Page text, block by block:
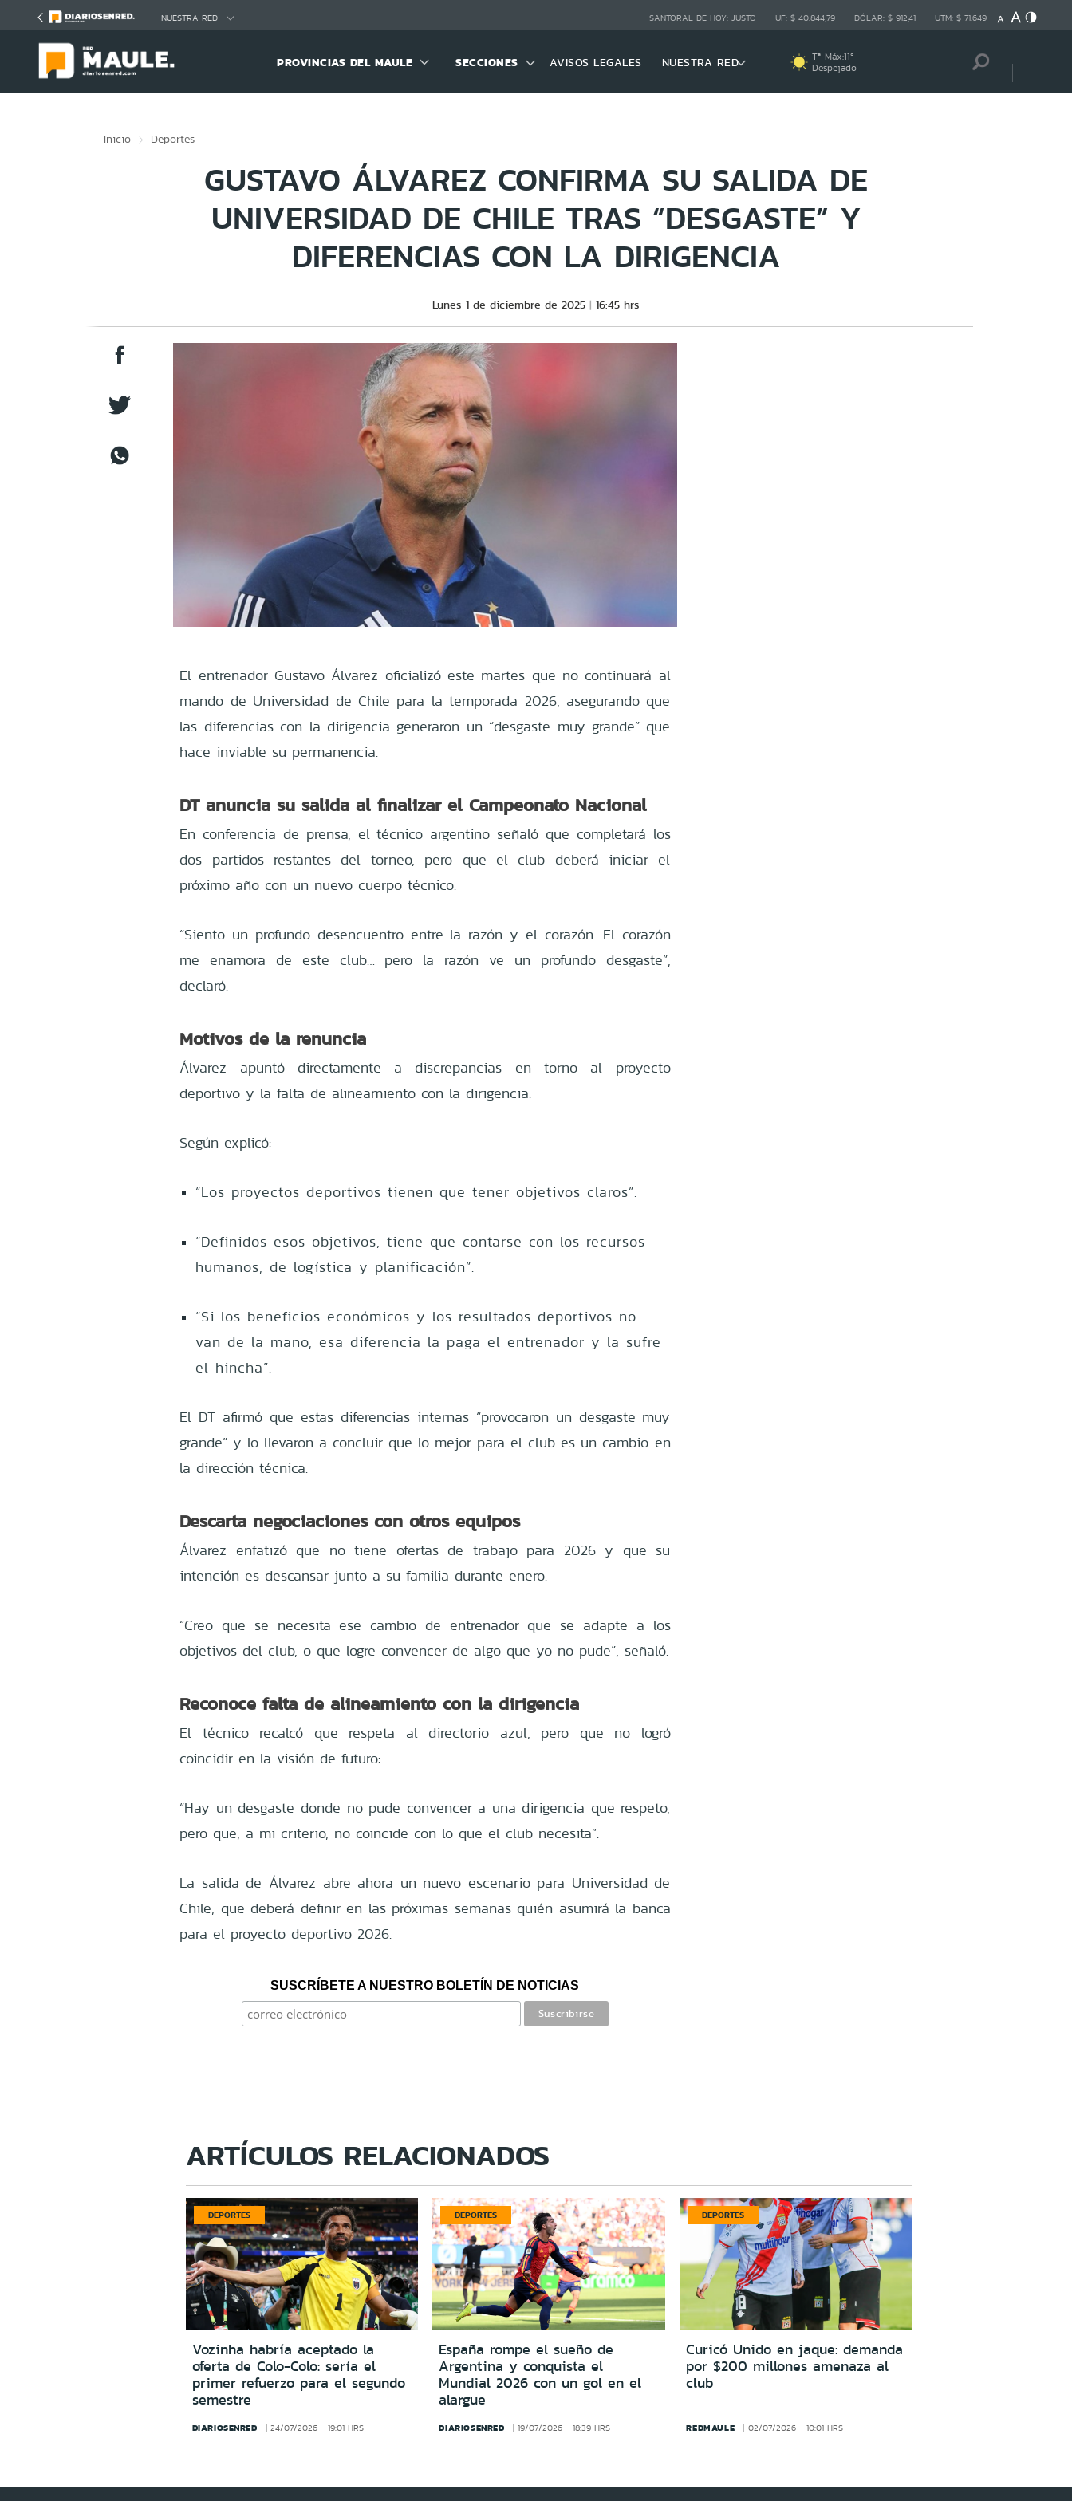
NUESTRA RED SANTORAL DE HOY: JUSTO UF: $ 40.844,79 DÓLAR: $ 912,41 UTM: $ 71.649
PROVINCIAS DEL MAULE SECCIONES AVISOS LEGALES NUESTRA RED Tª Máx:11º
Despejado
Inicio Deportes
GUSTAVO ÁLVAREZ CONFIRMA SU SALIDA DE
UNIVERSIDAD DE CHILE TRAS “DESGASTE” Y
DIFERENCIAS CON LA DIRIGENCIA
Lunes 1 de diciembre de 2025 16:45 hrs
El entrenador Gustavo Álvarez oficializó este martes que no continuará al
mando de Universidad de Chile para la temporada 2026, asegurando que
las diferencias con la dirigencia generaron un “desgaste muy grande” que
hace inviable su permanencia.
DT anuncia su salida al finalizar el Campeonato Nacional
En conferencia de prensa, el técnico argentino señaló que completará los
dos partidos restantes del torneo, pero que el club deberá iniciar el
próximo año con un nuevo cuerpo técnico.
“Siento un profundo desencuentro entre la razón y el corazón. El corazón
me enamora de este club… pero la razón ve un profundo desgaste”,
declaró.
Motivos de la renuncia
Álvarez apuntó directamente a discrepancias en torno al proyecto
deportivo y la falta de alineamiento con la dirigencia.
Según explicó:
“Los proyectos deportivos tienen que tener objetivos claros”.
“Definidos esos objetivos, tiene que contarse con los recursos
humanos, de logística y planificación”.
“Si los beneficios económicos y los resultados deportivos no
van de la mano, esa diferencia la paga el entrenador y la sufre
el hincha”.
El DT afirmó que estas diferencias internas “provocaron un desgaste muy
grande” y lo llevaron a concluir que lo mejor para el club es un cambio en
la dirección técnica.
Descarta negociaciones con otros equipos
Álvarez enfatizó que no tiene ofertas de trabajo para 2026 y que su
intención es descansar junto a su familia durante enero.
“Creo que se necesita ese cambio de entrenador que se adapte a los
objetivos del club, o que logre convencer de algo que yo no pude”, señaló.
Reconoce falta de alineamiento con la dirigencia
El técnico recalcó que respeta al directorio azul, pero que no logró
coincidir en la visión de futuro:
“Hay un desgaste donde no pude convencer a una dirigencia que respeto,
pero que, a mi criterio, no coincide con lo que el club necesita”.
La salida de Álvarez abre ahora un nuevo escenario para Universidad de
Chile, que deberá definir en las próximas semanas quién asumirá la banca
para el proyecto deportivo 2026.
SUSCRÍBETE A NUESTRO BOLETÍN DE NOTICIAS
ARTÍCULOS RELACIONADOS
DEPORTES
Vozinha habría aceptado la
oferta de Colo-Colo: sería el
primer refuerzo para el segundo
semestre
DIARIOSENRED 24/07/2026 - 19:01 HRS
DEPORTES
España rompe el sueño de
Argentina y conquista el
Mundial 2026 con un gol en el
alargue
DIARIOSENRED 19/07/2026 - 18:39 HRS
DEPORTES
Curicó Unido en jaque: demanda
por $200 millones amenaza al
club
REDMAULE 02/07/2026 - 10:01 HRS